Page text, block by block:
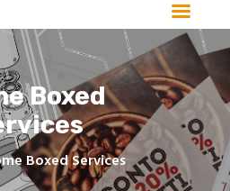
Boxed
Boxed Services
e Cataloghi